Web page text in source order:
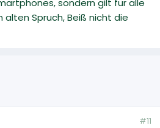
alten Spruch, Beiß nicht die
#11